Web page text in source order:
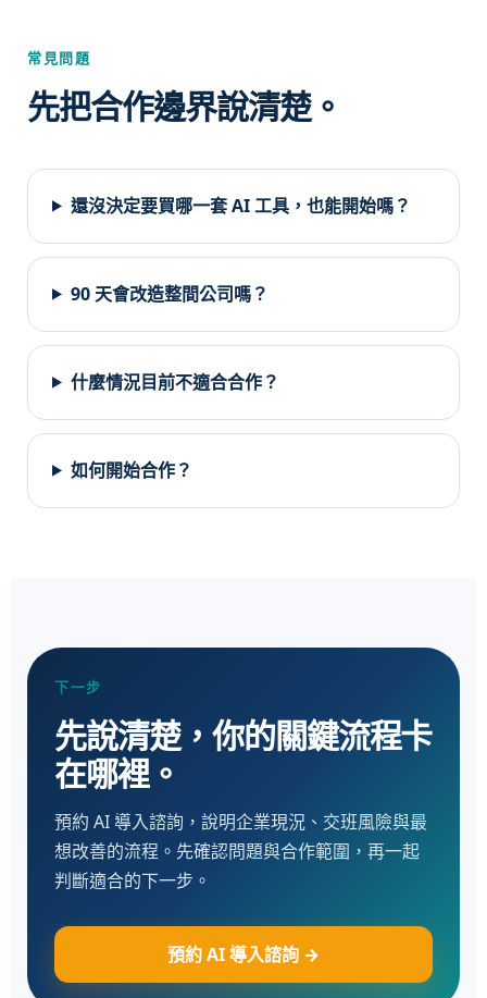
常見問題
先把合作邊界說清楚。
還沒決定要買哪一套 AI 工具，也能開始嗎？
90 天會改造整間公司嗎？
什麼情況目前不適合合作？
如何開始合作？
下一步
先說清楚，你的關鍵流程卡
在哪裡。
預約 AI 導入諮詢，說明企業現況、交班風險與最
想改善的流程。先確認問題與合作範圍，再一起
判斷適合的下一步。
預約 AI 導入諮詢 →